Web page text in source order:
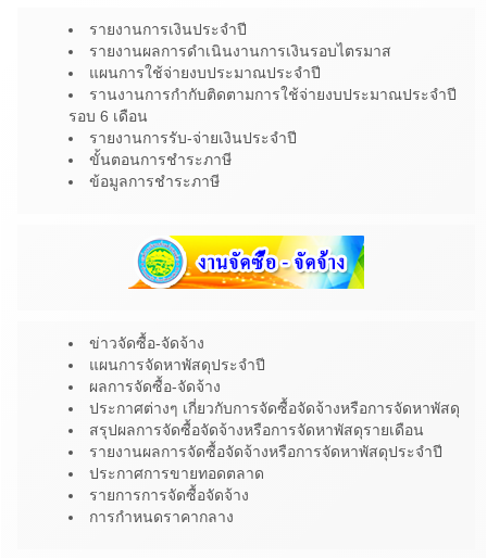
รายงานการเงินประจำปี
รายงานผลการดำเนินงานการเงินรอบไตรมาส
แผนการใช้จ่ายงบประมาณประจำปี
รานงานการกำกับติดตามการใช้จ่ายงบประมาณประจำปี
รอบ 6 เดือน
รายงานการรับ-จ่ายเงินประจำปี
ขั้นตอนการชำระภาษี
ข้อมูลการชำระภาษี
ข่าวจัดซื้อ-จัดจ้าง
แผนการจัดหาพัสดุประจำปี
ผลการจัดซื้อ-จัดจ้าง
ประกาศต่างๆ เกี่ยวกับการจัดซื้อจัดจ้างหรือการจัดหาพัสดุ
สรุปผลการจัดซื้อจัดจ้างหรือการจัดหาพัสดุรายเดือน
รายงานผลการจัดซื้อจัดจ้างหรือการจัดหาพัสดุประจำปี
ประกาศการขายทอดตลาด
รายการการจัดซื้อจัดจ้าง
การกำหนดราคากลาง